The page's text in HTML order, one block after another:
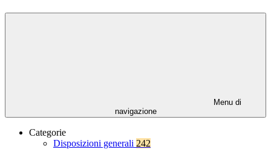
Menu di
navigazione
Categorie
Disposizioni generali 242